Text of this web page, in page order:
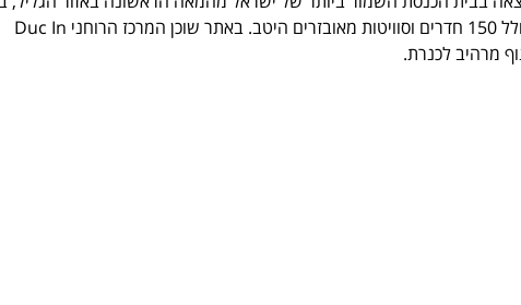
שאר הממצאים המשמעותיים. בשנת 2019 נפתח מלון מגדלה הכולל 150 חדרים וסוויטות מאובזרים היטב. באתר שוכן המרכז הרוחני Duc In